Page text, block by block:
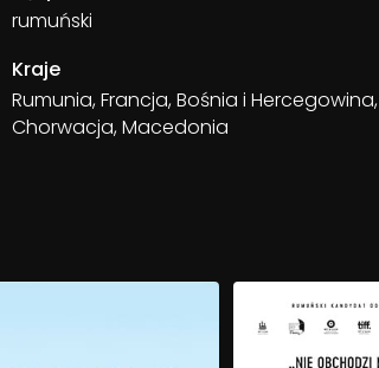
rumuński
Kraje
Rumunia, Francja, Bośnia i Hercegowina,
Chorwacja, Macedonia